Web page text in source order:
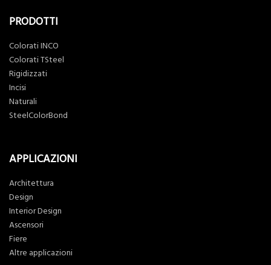
PRODOTTI
Colorati INCO
Colorati TSteel
Rigidizzati
Incisi
Naturali
SteelColorBond
APPLICAZIONI
Architettura
Design
Interior Design
Ascensori
Fiere
Altre applicazioni